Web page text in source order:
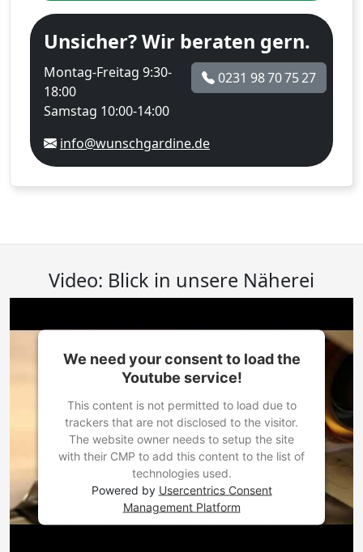
Unsicher? Wir beraten gern.
Montag-Freitag 9:30-
18:00
Samstag 10:00-14:00
0231 98 70 75 27
info@wunschgardine.de
Video: Blick in unsere Näherei
We need your consent to load the
Youtube service!
This content is not permitted to load due to
trackers that are not disclosed to the visitor.
The website owner needs to setup the site
with their CMP to add this content to the list of
technologies used.
Powered by Usercentrics Consent
Management Platform